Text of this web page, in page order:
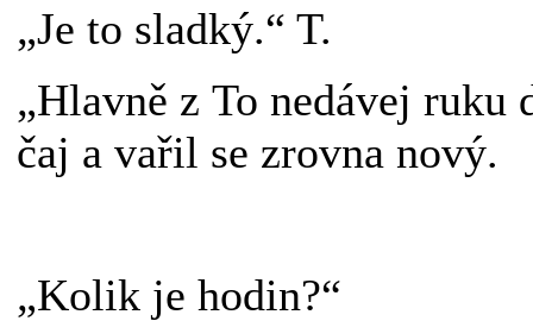
„Je to sladký.“ T.
„Hlavně z To nedávej ruku
čaj a vařil se zrovna nový.
„Kolik je hodin?“